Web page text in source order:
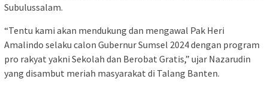
Subulussalam.
“Tentu kami akan mendukung dan mengawal Pak Heri
Amalindo selaku calon Gubernur Sumsel 2024 dengan program
pro rakyat yakni Sekolah dan Berobat Gratis,” ujar Nazarudin
yang disambut meriah masyarakat di Talang Banten.